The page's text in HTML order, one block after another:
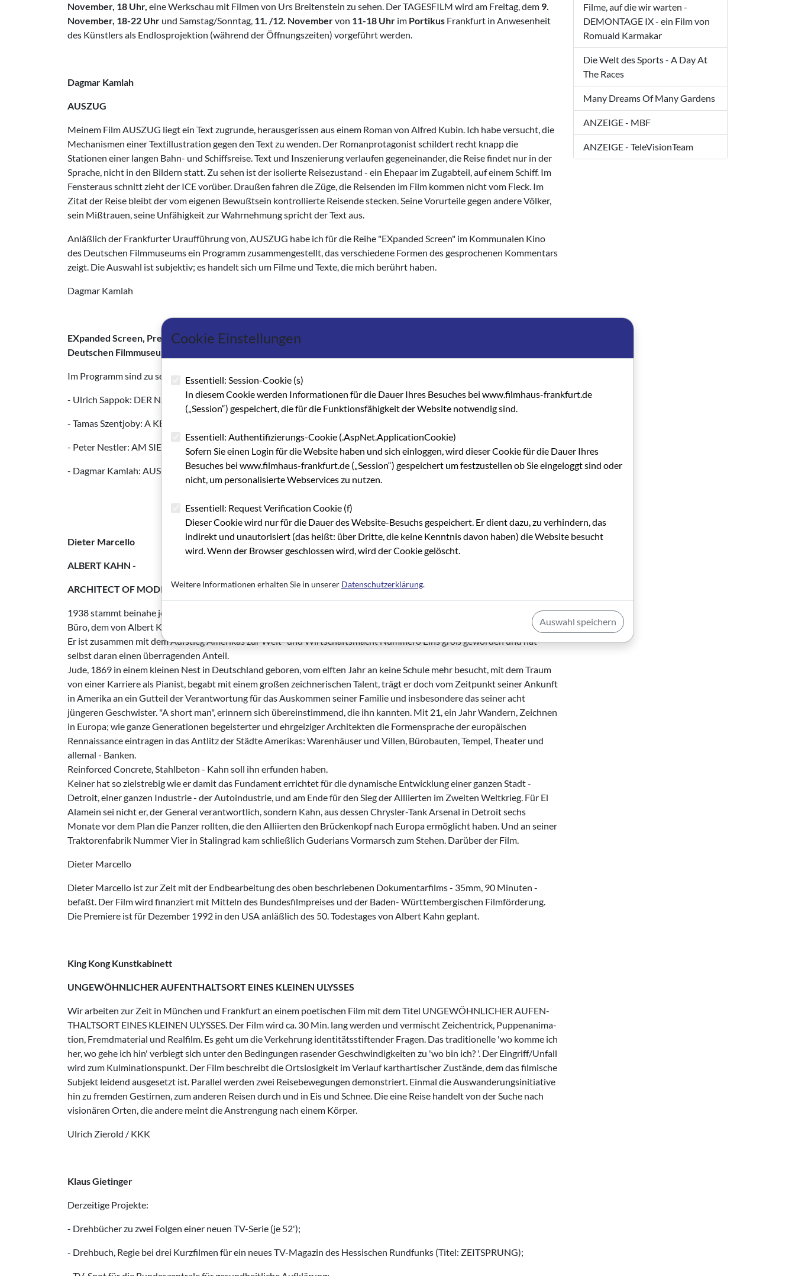
November, 18 Uhr, eine Werkschau mit Filmen von Urs Breitenstein zu sehen. Der TAGESFILM wird am Freitag, dem 9.
November, 18-22 Uhr und Samstag/Sonntag, 11. /12. Novembervon 11-18 Uhr im Portikus Frankfurt in Anwesenheit
des Künstlers als Endlosprojektion (während der Öffnungszeiten) vorgeführt werden.
Dagmar Kamlah
AUSZUG
Meinem Film AUSZUG liegt ein Text zugrunde, herausgerissen aus einem Roman von Alfred Kubin. Ich habe versucht, die
Mechanismen einer Textillustration gegen den Text zu wenden. Der Romanprota­gonist schildert recht knapp die
Stationen einer langen Bahn- und Schiffsreise. Text und Inszenierung verlaufen gegeneinan­der, die Reise findet nur in der
Sprache, nicht in den Bildern statt. Zu sehen ist der isolierte Reisezustand - ein Ehepaar im Zugabteil, auf einem Schiff. Im
Fensteraus­ schnitt zieht der ICE vorüber. Draußen fahren die Züge, die Reisenden im Film kommen nicht vom Fleck. Im
Zitat der Reise bleibt der vom eigenen Bewußtsein kontrollierte Reisende stecken. Seine Vorurteile gegen andere Völker,
sein Mißtrauen, seine Unfähigkeit zur Wahrnehmung spricht der Text aus.
Anläßlich der Frankfurter Uraufführung von, AUSZUG habe ich für die Reihe "EXpanded Screen" im Kommunalen Kino
des Deutschen Filmmuseums ein Programm zusammengestellt, das verschiedene Formen des gesprochenen Kommentars
zeigt. Die Auswahl ist subjektiv; es handelt sich um Filme und Texte, die mich berührt haben.
Dagmar Kamlah
EXpanded Screen, Premiere von Dagmar Kamlahs Film AUSZUG am
Deutschen Filmmuseums.
Im Programm sind zu sehen:
- Ulrich Sappok: DER NARRATIVE FILM, BRD 1988
- Tamas Szentjoby: A KENTAUR, Ungarn 1975 - Luc Moullet: LES HAVRES, Frankreich 1983
- Peter Nestler: AM SIEL, BRD 1962 - Ferdinand Khittl: DIE PARALLELSTRASSE, BRD 1961
- Dagmar Kamlah: AUSZUG, BRD 1992
Dieter Marcello
ALBERT KAHN -
ARCHITECT OF MODERN TIMES
1938 stammt beinahe jeder fünfte Entwurf aller von Architekten entworfenen Bauten in den USA aus einem einzigen
Büro, dem von Albert Kahn," Architect & Engineers".
Er ist zusammen mit dem Aufstieg Ameri­kas zur Welt- und Wirtschaftsmacht Nummero Eins groß geworden und hat
selbst daran einen überragenden Anteil.
Jude, 1869 in einem kleinen Nest in Deutschland geboren, vom elften Jahr an keine Schule mehr besucht, mit dem Traum
von einer Karriere als Pianist, begabt mit einem großen zeichnerischen Talent, trägt er doch vom Zeitpunkt seiner Ankunft
in Amerika an ein Gutteil der Verantwortung für das Auskommen seiner Familie und insbesondere das seiner acht
jüngeren Geschwister. "A short man", erinnern sich übereinstimmend, die ihn kannten. Mit 21, ein Jahr Wandern, Zeichnen
in Europa; wie ganze Generationen begei­sterter und ehrgeiziger Architekten die Formensprache der europäischen
Rennaissance eintragen in das Antlitz der Städte Amerikas: Warenhäuser und Villen, Bürobauten, Tempel, Theater und
allemal - Banken.
Reinforced Concrete, Stahlbeton - Kahn soll ihn erfunden haben.
Keiner hat so zielstrebig wie er damit das Fundament errichtet für die dynamische Entwicklung einer ganzen Stadt -
Detroit, einer ganzen Industrie - der Autoindustrie, und am Ende für den Sieg der Alliierten im Zweiten Weltkrieg. Für El
Alamein sei nicht er, der General verantwortlich, son­dern Kahn, aus dessen Chrysler-Tank Arsenal in Detroit sechs
Monate vor dem Plan die Panzer rollten, die den Alliierten den Brückenkopf nach Europa ermöglicht haben. Und an seiner
Traktorenfabrik Nummer Vier in Stalingrad kam schließ­lich Guderians Vormarsch zum Stehen. Darüber der Film.
Dieter Marcello
Dieter Marcello ist zur Zeit mit der Endbearbeitung des oben beschriebenen Dokumentarfilms - 35mm, 90 Minuten -
befaßt. Der Film wird finanziert mit Mitteln des Bundesfilmpreises und der Baden- Württembergischen Filmförderung.
Die Premiere ist für Dezember 1992 in den USA anläßlich des 50. Todestages von Albert Kahn geplant.
King Kong Kunstkabinett
UNGEWÖHNLICHER AUFENTHALTSORT EINES KLEINEN ULYSSES
Wir arbeiten zur Zeit in München und Frankfurt an einem poetischen Film mit dem Titel UNGEWÖHNLICHER AUFEN­
THALTSORT EINES KLEINEN ULYSSES. Der Film wird ca. 30 Min. lang werden und vermischt Zeichentrick, Puppenanima­
tion, Fremdmaterial und Realfilm. Es geht um die Verkehrung identitätsstiftender Fra­gen. Das traditionelle 'wo komme ich
her, wo gehe ich hin' verbiegt sich unter den Bedingungen rasender Geschwindigkei­ten zu 'wo bin ich? '. Der Eingriff/Unfall
wird zum Kulminationspunkt. Der Film beschreibt die Ortslosigkeit im Verlauf karthartischer Zustände, dem das filmische
Subjekt leidend ausgesetzt ist. Parallel werden zwei Reisebewegungen demon­striert. Einmal die Auswanderungsinitiative
hin zu fremden Gestirnen, zum anderen Reisen durch und in Eis und Schnee. Die eine Reise handelt von der Suche nach
visionären Orten, die andere meint die Anstrengung nach einem Körper.
Ulrich Zierold / KKK
Klaus Gietinger
Derzeitige Projekte:
- Drehbücher zu zwei Folgen einer neuen TV-Serie (je 52');
- Drehbuch, Regie bei drei Kurzfilmen für ein neues TV-Magazin des Hessischen Rundfunks (Titel: ZEITSPRUNG);
Filme, auf die wir warten -
DEMONTAGE IX - ein Film von
Romuald Karmakar
Die Welt des Sports - A Day At
The Races
Many Dreams Of Many Gardens
ANZEIGE - MBF
ANZEIGE - TeleVisionTeam
Cookie Einstellungen
Essentiell: Session-Cookie (s)
In diesem Cookie werden Informationen für die Dauer Ihres Besuches bei www.filmhaus-frankfurt.de
(„Session“) gespeichert, die für die Funktionsfähigkeit der Website notwendig sind.
Essentiell: Authentifizierungs-Cookie (.AspNet.ApplicationCookie)
Sofern Sie einen Login für die Website haben und sich einloggen, wird dieser Cookie für die Dauer Ihres
Besuches bei www.filmhaus-frankfurt.de („Session“) gespeichert um festzustellen ob Sie eingeloggt sind oder
nicht, um personalisierte Webservices zu nutzen.
Essentiell: Request Verification Cookie (f)
Dieser Cookie wird nur für die Dauer des Website-Besuchs gespeichert. Er dient dazu, zu verhindern, das
indirekt und unautorisiert (das heißt: über Dritte, die keine Kenntnis davon haben) die Website besucht
wird. Wenn der Browser geschlossen wird, wird der Cookie gelöscht.
Weitere Informationen erhalten Sie in unserer Datenschutzerklärung.
Auswahl speichern